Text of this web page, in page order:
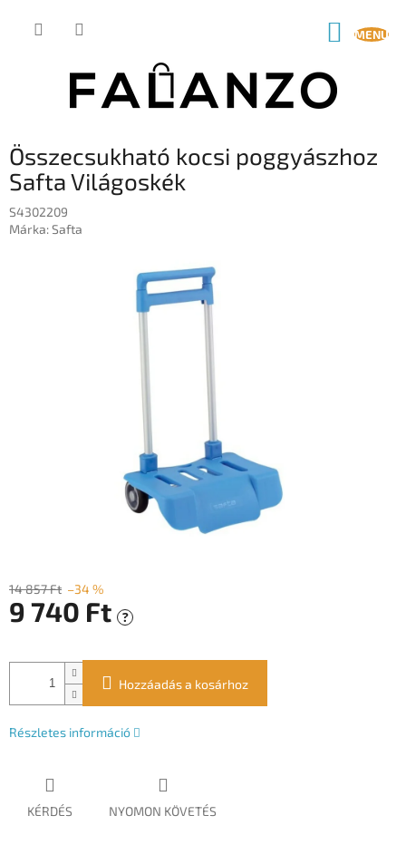
KOSÁR
Összecsukható kocsi poggyászhoz
Safta Világoskék
S4302209
Márka:Safta
14 857 Ft –34 %
9 740 Ft ?
Hozzáadás a kosárhoz
Részletes információ
KÉRDÉS NYOMON KÖVETÉS